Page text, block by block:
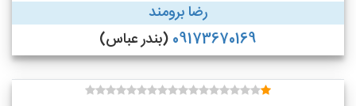
رضا برومند
09173670169 (بندر عباس)